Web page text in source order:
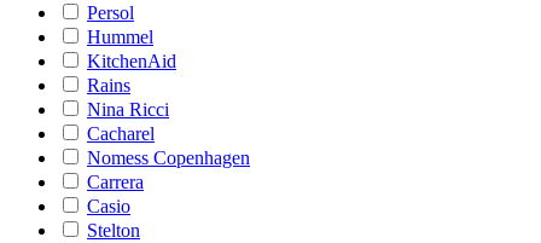
Persol
Hummel
KitchenAid
Rains
Nina Ricci
Cacharel
Nomess Copenhagen
Carrera
Casio
Stelton